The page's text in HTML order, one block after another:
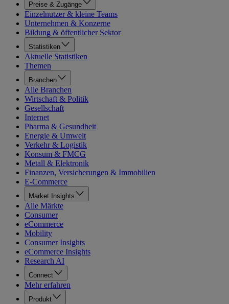
Preise & Zugänge
Einzelnutzer & kleine Teams
Unternehmen & Konzerne
Bildung & öffentlicher Sektor
Statistiken
Aktuelle Statistiken
Themen
Branchen
Alle Branchen
Wirtschaft & Politik
Gesellschaft
Internet
Pharma & Gesundheit
Energie & Umwelt
Verkehr & Logistik
Konsum & FMCG
Metall & Elektronik
Finanzen, Versicherungen & Immobilien
E-Commerce
Market Insights
Alle Märkte
Consumer
eCommerce
Mobility
Consumer Insights
eCommerce Insights
Research AI
Connect
Mehr erfahren
Produkt